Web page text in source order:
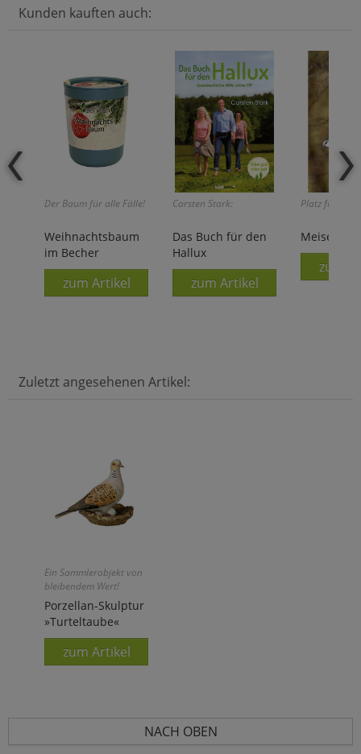
Kunden kauften auch:
Der Baum für alle Fälle!
Weihnachtsbaum
im Becher
zum Artikel
Carsten Stark:
Das Buch für den
Hallux
zum Artikel
Platz für alle!
zum
Zuletzt angesehenen Artikel:
Ein Sammlerobjekt von
bleibendem Wert!
Porzellan-Skulptur
»Turteltaube«
zum Artikel
NACH OBEN